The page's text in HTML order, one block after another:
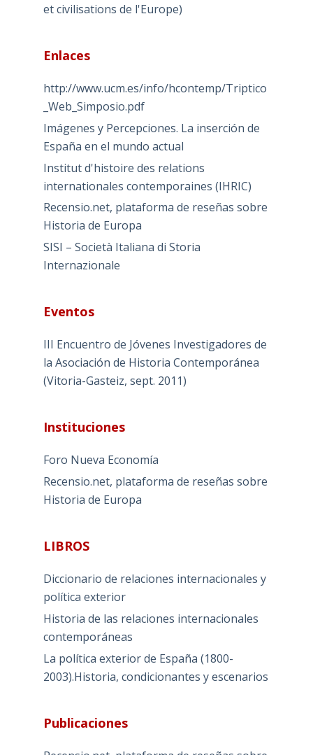
et civilisations de l'Europe)
Enlaces
http://www.ucm.es/info/hcontemp/Triptico
_Web_Simposio.pdf
Imágenes y Percepciones. La inserción de
España en el mundo actual
Institut d'histoire des relations
internationales contemporaines (IHRIC)
Recensio.net, plataforma de reseñas sobre
Historia de Europa
SISI – Società Italiana di Storia
Internazionale
Eventos
III Encuentro de Jóvenes Investigadores de
la Asociación de Historia Contemporánea
(Vitoria-Gasteiz, sept. 2011)
Instituciones
Foro Nueva Economía
Recensio.net, plataforma de reseñas sobre
Historia de Europa
LIBROS
Diccionario de relaciones internacionales y
política exterior
Historia de las relaciones internacionales
contemporáneas
La política exterior de España (1800-
2003).Historia, condicionantes y escenarios
Publicaciones